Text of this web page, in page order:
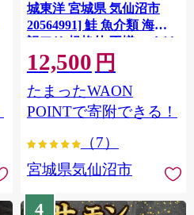
城東洋 宮城県 気仙沼市
20564991] 鮭 魚介類 海鮮
訳アリ 規格外 不揃い さけ
サケ 鮭切身 シャケ 切り身
冷凍 家庭用 おかず 弁当 支
援 サーモン 銀鮭切り身 魚
わけあり
12,500 円
たまったWAON
POINTで寄附できる！
（7）
宮城県気仙沼市
4